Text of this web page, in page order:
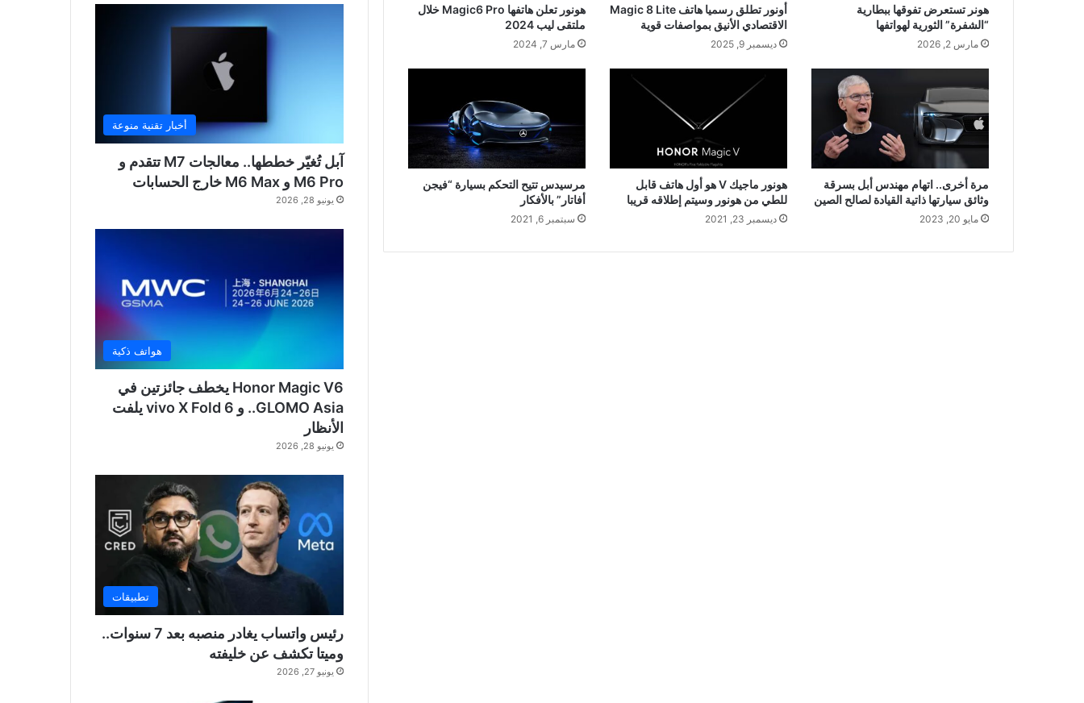
هونر تستعرض تفوقها ببطارية
“الشفرة” الثورية لهواتفها
مارس 2, 2026
أونور تطلق رسميا هاتف Magic 8 Lite
الاقتصادي الأنيق بمواصفات قوية
ديسمبر 9, 2025
هونور تعلن هاتفها Magic6 Pro خلال
ملتقى ليب 2024
مارس 7, 2024
مرة أخرى.. اتهام مهندس أبل بسرقة
وثائق سيارتها ذاتية القيادة لصالح الصين
مايو 20, 2023
هونور ماجيك V هو أول هاتف قابل
للطي من هونور وسيتم إطلاقه قريبا
ديسمبر 23, 2021
مرسيدس تتيح التحكم بسيارة “فيجن
أفاتار” بالأفكار
سبتمبر 6, 2021
أخبار تقنية منوعة
آبل تُغيّر خططها.. معالجات M7 تتقدم و
M6 Pro و M6 Max خارج الحسابات
يونيو 28, 2026
هواتف ذكية
Honor Magic V6 يخطف جائزتين في
GLOMO Asia.. و vivo X Fold 6 يلفت
الأنظار
يونيو 28, 2026
تطبيقات
رئيس واتساب يغادر منصبه بعد 7 سنوات..
وميتا تكشف عن خليفته
يونيو 27, 2026